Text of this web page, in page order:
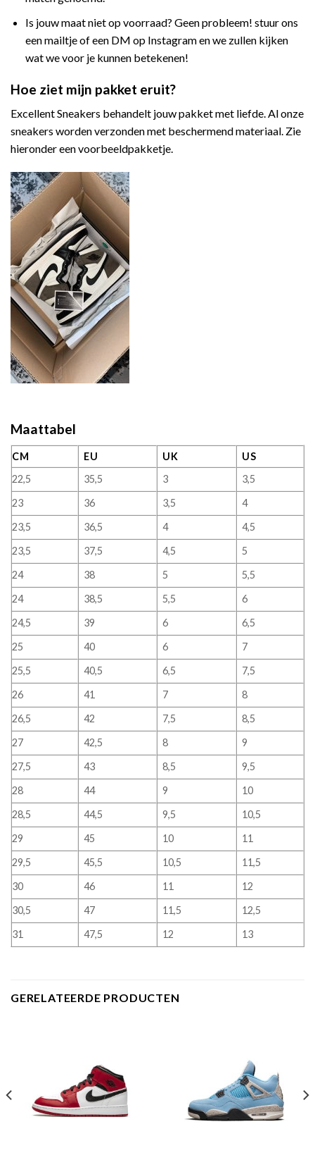
Is jouw maat niet op voorraad? Geen probleem! stuur ons
een mailtje of een DM op Instagram en we zullen kijken
wat we voor je kunnen betekenen!
Hoe ziet mijn pakket eruit?
Excellent Sneakers behandelt jouw pakket met liefde. Al onze
sneakers worden verzonden met beschermend materiaal. Zie
hieronder een voorbeeldpakketje.
Maattabel
CM EU UK
US
22,5
35,5 3
3,5
23
36 3,5
4
23,5
36,5 4
4,5
23,5
37,5 4,5
5
24
38 5
5,5
24
38,5 5,5
6
24,5
39 6
6,5
25
40 6
7
25,5
40,5 6,5
7,5
26
41 7
8
26,5
42 7,5
8,5
27
42,5 8
9
27,5
43 8,5
9,5
28
44 9
10
28,5
44,5 9,5
10,5
29
45 10
11
29,5
45,5 10,5
11,5
30
46 11
12
30,5
47 11,5
12,5
31
47,5 12 13
GERELATEERDE PRODUCTEN